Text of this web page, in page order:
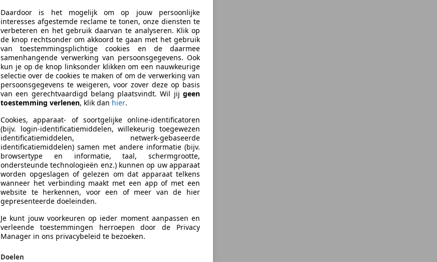
Daardoor is het mogelijk om op jouw persoonlijke
interesses afgestemde reclame te tonen, onze diensten te
verbeteren en het gebruik daarvan te analyseren. Klik op
de knop rechtsonder om akkoord te gaan met het gebruik
van toestemmingsplichtige cookies en de daarmee
samenhangende verwerking van persoonsgegevens. Ook
kun je op de knop linksonder klikken om een nauwkeurige
selectie over de cookies te maken of om de verwerking van
persoonsgegevens te weigeren, voor zover deze op basis
van een gerechtvaardigd belang plaatsvindt. Wil jij geen
toestemming verlenen, klik dan hier.
Cookies, apparaat- of soortgelijke online-identificatoren
(bijv. login-identificatiemiddelen, willekeurig toegewezen
identificatiemiddelen, netwerk-gebaseerde
identificatiemiddelen) samen met andere informatie (bijv.
browsertype en informatie, taal, schermgrootte,
ondersteunde technologieën enz.) kunnen op uw apparaat
worden opgeslagen of gelezen om dat apparaat telkens
wanneer het verbinding maakt met een app of met een
website te herkennen, voor een of meer van de hier
gepresenteerde doeleinden.
Je kunt jouw voorkeuren op ieder moment aanpassen en
verleende toestemmingen herroepen door de Privacy
Manager in ons privacybeleid te bezoeken.
Doelen